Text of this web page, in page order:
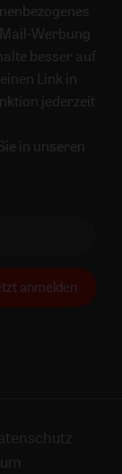
Werbung
besser auf
Link in
jederzeit
in unseren
anmelden